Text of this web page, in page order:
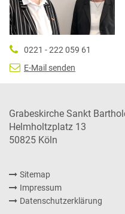
0221 - 222 059 61
E-Mail senden
Grabeskirche Sankt
Helmholtzplatz 13
50825 Köln
Sitemap
Impressum
Datenschutzerklärung